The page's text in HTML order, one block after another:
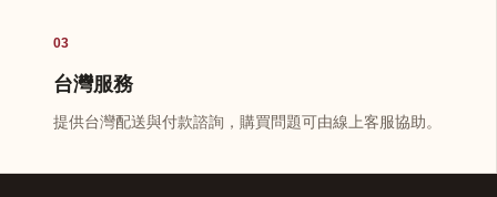
03
台灣服務
提供台灣配送與付款諮詢，購買問題可由線上客服協助。